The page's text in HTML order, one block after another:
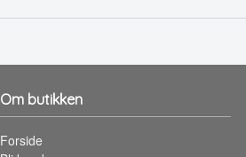
Om butikken
Forside